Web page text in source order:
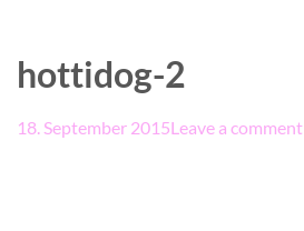
hottidog-2
18. September 2015Leave a comment